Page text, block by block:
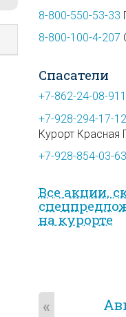
8-800-550-53-33
8-800-100-4-207
Спасатели
+7-862-24-08-911
+7-928-294-17-12
Курорт Красная
+7-928-854-03-63
Все акции,
на курорте
«